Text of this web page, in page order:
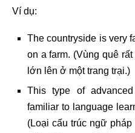
Ví dụ:
The countryside is very
on a farm. (Vùng quê
lớn lên ở một trang trại.)
This type of
familiar to language
(Loại cấu trúc ngữ